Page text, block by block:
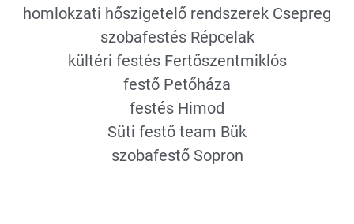
homlokzati hőszigetelő rendszerek Csepreg
szobafestés Répcelak
kültéri festés Fertőszentmiklós
festő Petőháza
festés Himod
Süti festő team Bük
szobafestő Sopron